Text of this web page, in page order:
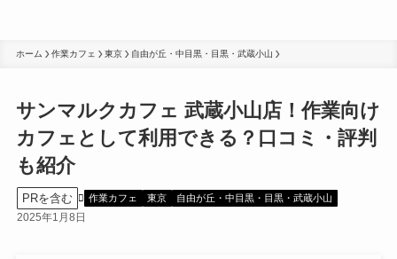
ホーム 作業カフェ 東京 自由が丘・中目黒・目黒・武蔵小山
サンマルクカフェ 武蔵小山店！作業向け
カフェとして利用できる？口コミ・評判
も紹介
PRを含む 作業カフェ 東京 自由が丘・中目黒・目黒・武蔵小山
2025年1月8日